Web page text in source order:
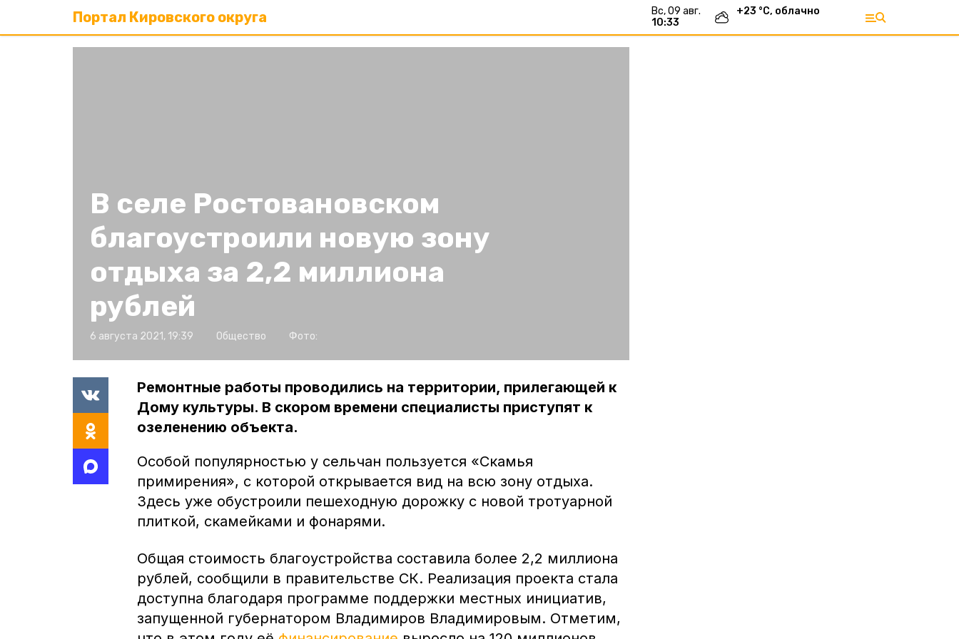
Портал Кировского округа
вс, 09 авг.
10:33
+23 °С, облачно
В селе Ростовановском
благоустроили новую зону
отдыха за 2,2 миллиона
рублей
6 августа 2021, 19:39 Общество Фото:
Ремонтные работы проводились на территории, прилегающей к
Дому культуры. В скором времени специалисты приступят к
озеленению объекта.
Особой популярностью у сельчан пользуется «Скамья
примирения», с которой открывается вид на всю зону отдыха.
Здесь уже обустроили пешеходную дорожку с новой тротуарной
плиткой, скамейками и фонарями.
Общая стоимость благоустройства составила более 2,2 миллиона
рублей, сообщили в правительстве СК. Реализация проекта стала
доступна благодаря программе поддержки местных инициатив,
запущенной губернатором Владимиров Владимировым. Отметим,